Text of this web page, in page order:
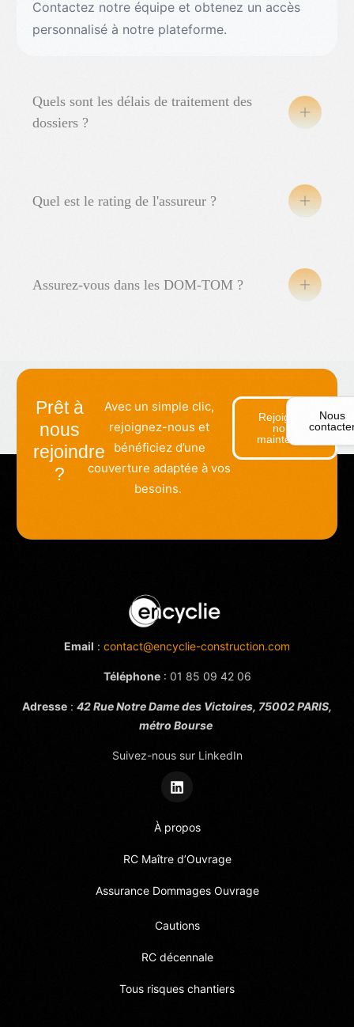
Contactez notre équipe et obtenez un accès
personnalisé à notre plateforme.
Quels sont les délais de traitement des
dossiers ?
Quel est le rating de l'assureur ?
Assurez-vous dans les DOM-TOM ?
Prêt à
nous
rejoindre
?
Avec un simple clic,
rejoignez-nous et
bénéficiez d’une
couverture adaptée à vos
besoins.
Rejoignez-
nous
maintenant
Nous
Email : contact@encyclie-construction.com
Téléphone: 01 85 09 42 06
Adresse : 42 Rue Notre Dame des Victoires, 75002 PARIS,
métro Bourse
Suivez-nous sur LinkedIn
À propos
RC Maître d’Ouvrage
Assurance Dommages Ouvrage
Cautions
RC décennale
Tous risques chantiers